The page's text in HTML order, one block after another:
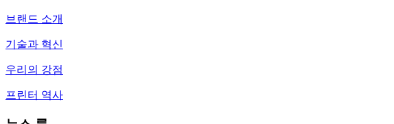
브랜드 소개
기술과 혁신
우리의 강점
프린터 역사